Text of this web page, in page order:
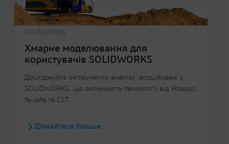
SOLIDWORKS
Хмарне моделювання для
користувачів SOLIDWORKS
Досліджуйте інструменти аналізу, асоційовані з
SOLIDWORKS, що включають технології від Abaqus,
fe-safe та CST.
Дізнайтеся більше